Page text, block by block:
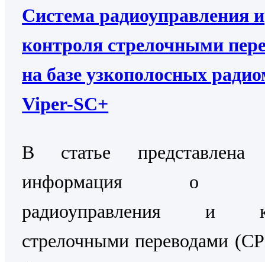
Система радиоуправления и
контроля стрелочными
на базе узкополосных
Viper-SC+
В статье представлена
информация о
радиоуправления и
стрелочными переводами